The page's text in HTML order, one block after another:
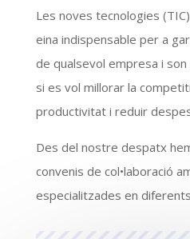
Les noves tecnologies
eina indispensable per a
de qualsevol empresa i
si es vol millorar la
productivitat i reduir
Des del nostre despatx
convenis de col•laboració
especialitzades en